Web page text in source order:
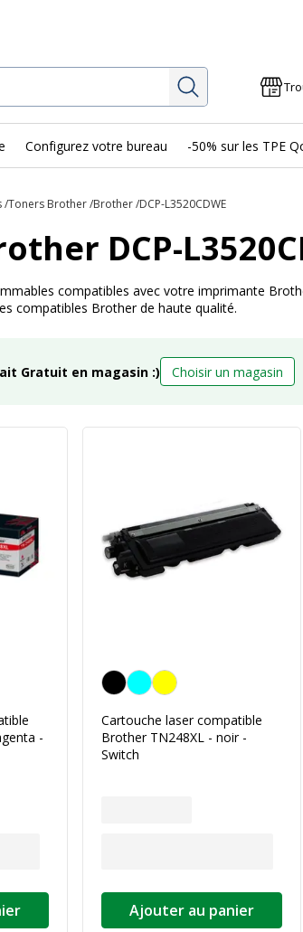
Rechercher
Configurez votre bureau -50% sur les TPE
Toners Brother Brother DCP-L3520CDWE
DCP-
compatibles avec votre imprimante
compatibles Brother de haute qualité.
Gratuit en magasin :) Choisir un magasin
-
Noir
Cartouche laser compatible
Brother TN248XL - noir -
Switch
Ajouter au panier